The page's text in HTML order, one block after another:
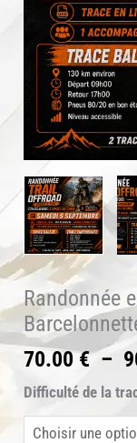
Randonnée
70.00€ –
Difficulté de la